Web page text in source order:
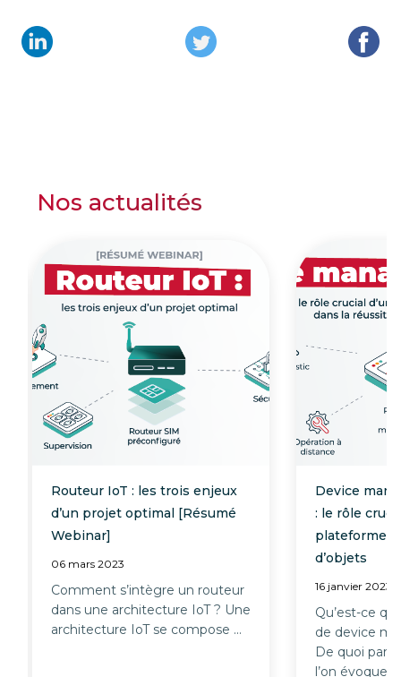
Nos actualités
Routeur IoT : les trois
enjeux d’un projet optimal
[Résumé Webinar]
06 mars 2023
Comment s’intègre un
routeur dans une
architecture IoT ? Une
Device management
rôle crucial d’une
de gestion d’objets
16 janvier 2023
Qu’est-ce qu’une
de device
quoi parle-t-on lorsque
évoque ...